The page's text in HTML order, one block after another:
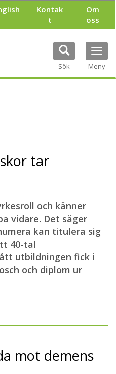
Kontak
t
Om
oss
Sök Meny
tar
och känner
vidare. Det säger
kan titulera sig
40-tal
utbildningen fick i
och diplom ur
mot demens